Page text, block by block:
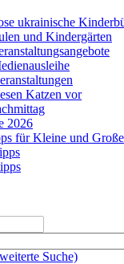
ukrainische
und Kindergärten
Katzen vor
2026
für Kleine und Große
Suche)